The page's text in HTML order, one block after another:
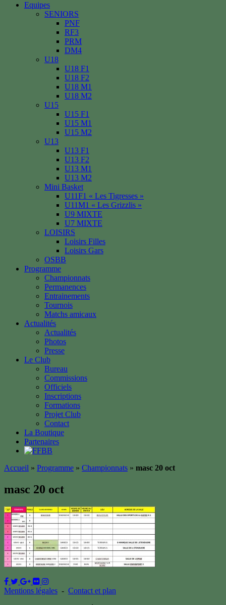
Equipes
SENIORS
PNF
RF3
PRM
DM4
U18
U18 F1
U18 F2
U18 M1
U18 M2
U15
U15 F1
U15 M1
U15 M2
U13
U13 F1
U13 F2
U13 M1
U13 M2
Mini Basket
U11F1 « Les Tigresses »
U11M1 « Les Grizzlis »
U9 MIXTE
U7 MIXTE
LOISIRS
Loisirs Filles
Loisirs Gars
OSBB
Programme
Championnats
Permanences
Entrainements
Tournois
Matchs amicaux
Actualités
Actualités
Photos
Presse
Le Club
Bureau
Commissions
Officiels
Inscriptions
Formations
Projet Club
Contact
La Boutique
Partenaires
Accueil » Programme » Championnats » masc 20 oct
masc 20 oct
Mentions légales - Contact et plan